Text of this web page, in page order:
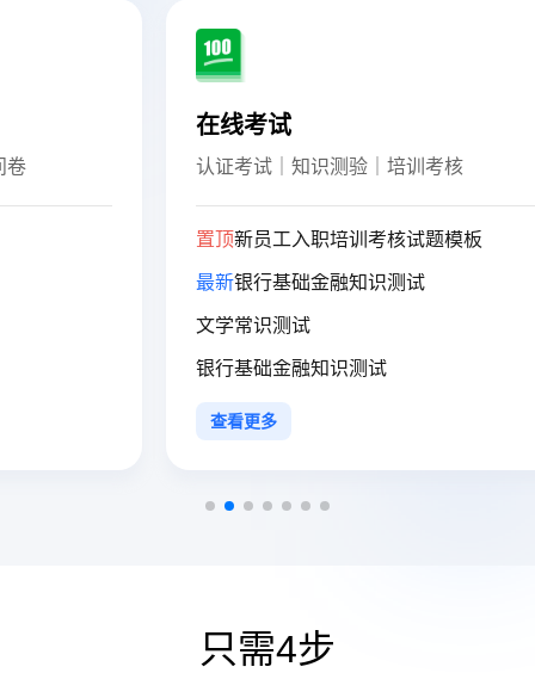
试｜知识测验｜培训考核
新员工入职培训考核试题模板
比赛投票 | 作
置顶优秀医生
最新
只需4步